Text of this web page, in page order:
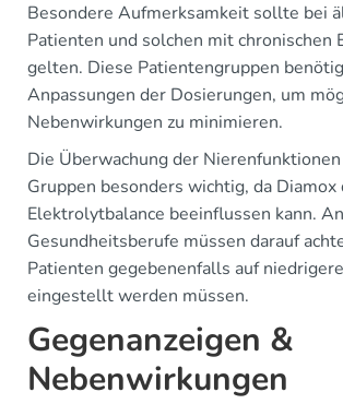
Besondere Aufmerksamkeit sollte bei
Patienten und solchen mit chronischen
gelten. Diese Patientengruppen
Anpassungen der Dosierungen, um
Nebenwirkungen zu minimieren.
Die Überwachung der
Gruppen besonders wichtig, da Diamox
Elektrolytbalance beeinflussen kann.
Gesundheitsberufe müssen darauf
Patienten gegebenenfalls auf
eingestellt werden müssen.
Gegenanzeigen &
Nebenwirkungen